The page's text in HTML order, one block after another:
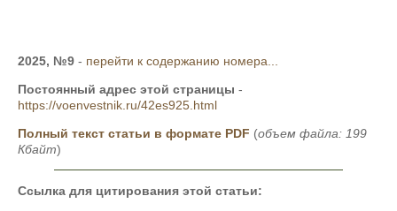
2025, №9 - перейти к содержанию номера...
Постоянный адрес этой страницы -
https://voenvestnik.ru/42es925.html
Полный текст статьи в формате PDF (объем файла: 199
Кбайт)
Ссылка для цитирования этой статьи: